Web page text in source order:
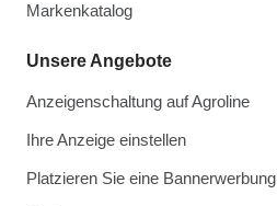
Markenkatalog
Unsere Angebote
Anzeigenschaltung auf Agroline
Ihre Anzeige einstellen
Platzieren Sie eine Bannerwerbung